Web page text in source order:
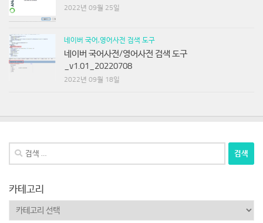
2022년 09월 25일
네이버 국어,영어사전 검색 도구
네이버 국어사전/영어사전 검색 도구
_v1.01_20220708
2022년 09월 18일
검
색:
카테고리
테